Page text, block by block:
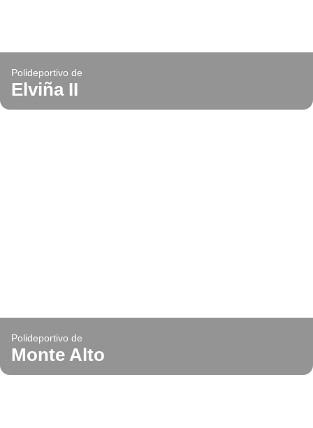
Polideportivo de
Elviña II
Polideportivo de
Monte Alto